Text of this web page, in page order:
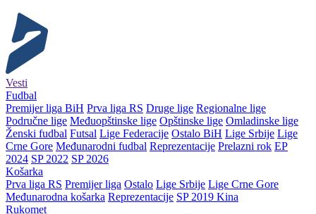
Vesti
Fudbal
Premijer liga BiH Prva liga RS Druge lige Regionalne lige
Područne lige Međuopštinske lige Opštinske lige Omladinske lige
Ženski fudbal Futsal Lige Federacije Ostalo BiH Lige Srbije Lige
Crne Gore Međunarodni fudbal Reprezentacije Prelazni rok EP
2024 SP 2022 SP 2026
Košarka
Prva liga RS Premijer liga Ostalo Lige Srbije Lige Crne Gore
Međunarodna košarka Reprezentacije SP 2019 Kina
Rukomet